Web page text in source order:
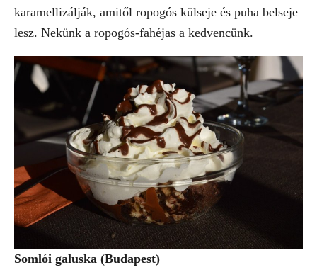
karamellizálják, amitől ropogós külseje és puha belseje
lesz. Nekünk a ropogós-fahéjas a kedvencünk.
Somlói galuska (Budapest)